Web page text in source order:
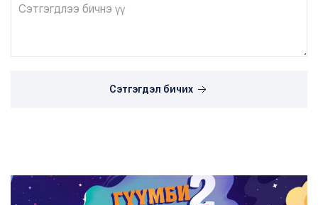
Сэтгэгдэл бичих